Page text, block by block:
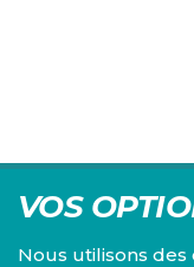
VOS
Nous utilisons des